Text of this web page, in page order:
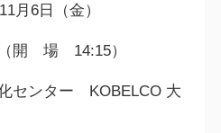
月6日（金）
開 場 14:15）
センター KOBELCO 大